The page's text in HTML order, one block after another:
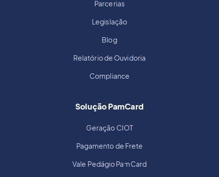
Parcerias
Legislação
Blog
Relatório de Ouvidoria
Compliance
Solução PamCard
Geração CIOT
Pagamento de Frete
Vale Pedágio PamCard